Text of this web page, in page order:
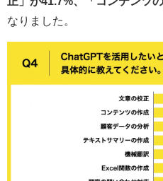
なりました。